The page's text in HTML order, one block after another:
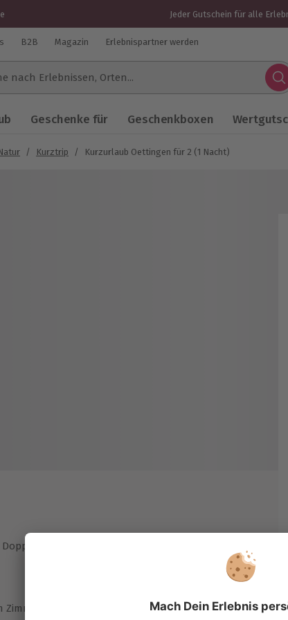
Jeder Gutschein für alle
B2B Magazin Erlebnispartner werden
Erlebnissen...
Geschenke für Geschenkboxen
/ Kurztrip / Kurzurlaub Oettingen für 2 (1 Nacht)
im Hotel Krone Oettingen
bei Anreise (0,75l)